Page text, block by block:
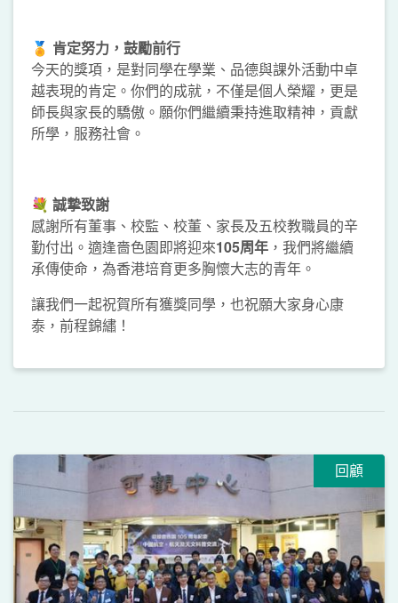
🏅 肯定努力，鼓勵前行
今天的獎項，是對同學在學業、品德與課外活動中卓
越表現的肯定。你們的成就，不僅是個人榮耀，更是
師長與家長的驕傲。願你們繼續秉持進取精神，貢獻
所學，服務社會。
💐 誠摯致謝
感謝所有董事、校監、校董、家長及五校教職員的辛
勤付出。適逢嗇色園即將迎來105周年 ，我們將繼續
承傳使命，為香港培育更多胸懷大志的青年。
讓我們一起祝賀所有獲獎同學，也祝願大家身心康
泰，前程錦繡！
回顧